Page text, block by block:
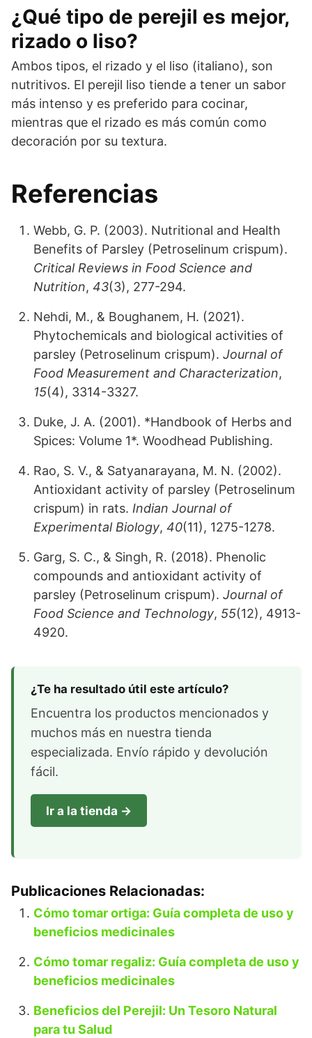
¿Qué tipo de perejil es mejor,
rizado o liso?
Ambos tipos, el rizado y el liso (italiano), son
nutritivos. El perejil liso tiende a tener un sabor
más intenso y es preferido para cocinar,
mientras que el rizado es más común como
decoración por su textura.
Referencias
Webb, G. P. (2003). Nutritional and Health
Benefits of Parsley (Petroselinum crispum).
Critical Reviews in Food Science and
Nutrition, 43(3), 277-294.
Nehdi, M., & Boughanem, H. (2021).
Phytochemicals and biological activities of
parsley (Petroselinum crispum). Journal of
Food Measurement and Characterization,
15(4), 3314-3327.
Duke, J. A. (2001). *Handbook of Herbs and
Spices: Volume 1*. Woodhead Publishing.
Rao, S. V., & Satyanarayana, M. N. (2002).
Antioxidant activity of parsley (Petroselinum
crispum) in rats. Indian Journal of
Experimental Biology, 40(11), 1275-1278.
Garg, S. C., & Singh, R. (2018). Phenolic
compounds and antioxidant activity of
parsley (Petroselinum crispum). Journal of
Food Science and Technology, 55(12), 4913-
4920.
¿Te ha resultado útil este artículo?
Encuentra los productos mencionados y
muchos más en nuestra tienda
especializada. Envío rápido y devolución
fácil.
Ir a la tienda →
Publicaciones Relacionadas:
Cómo tomar ortiga: Guía completa de uso y
beneficios medicinales
Cómo tomar regaliz: Guía completa de uso y
beneficios medicinales
Beneficios del Perejil: Un Tesoro Natural
para tu Salud